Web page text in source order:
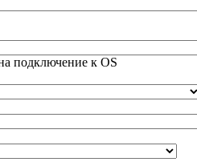
подключение к OS